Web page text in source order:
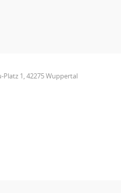
Platz 1, 42275 Wuppertal